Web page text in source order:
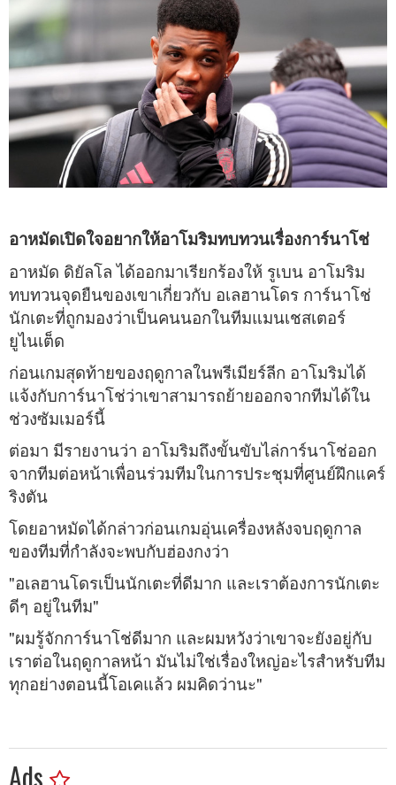
อาหมัดเปิดใจอยากให้อาโมริมทบทวนเรื่องการ์นาโช่
อาหมัด ดิยัลโล ได้ออกมาเรียกร้องให้ รูเบน อาโมริม
ทบทวนจุดยืนของเขาเกี่ยวกับ อเลฮานโดร การ์นาโช่
นักเตะที่ถูกมองว่าเป็นคนนอกในทีมแมนเชสเตอร์
ยูไนเต็ด
ก่อนเกมสุดท้ายของฤดูกาลในพรีเมียร์ลีก อาโมริมได้
แจ้งกับการ์นาโช่ว่าเขาสามารถย้ายออกจากทีมได้ใน
ช่วงซัมเมอร์นี้
ต่อมา มีรายงานว่า อาโมริมถึงขั้นขับไล่การ์นาโช่ออก
จากทีมต่อหน้าเพื่อนร่วมทีมในการประชุมที่ศูนย์ฝึกแคร์
ริงตัน
โดยอาหมัดได้กล่าวก่อนเกมอุ่นเครื่องหลังจบฤดูกาล
ของทีมที่กำลังจะพบกับฮ่องกงว่า
"อเลฮานโดรเป็นนักเตะที่ดีมาก และเราต้องการนักเตะ
ดีๆ อยู่ในทีม"
"ผมรู้จักการ์นาโช่ดีมาก และผมหวังว่าเขาจะยังอยู่กับ
เราต่อในฤดูกาลหน้า มันไม่ใช่เรื่องใหญ่อะไรสำหรับทีม
ทุกอย่างตอนนี้โอเคแล้ว ผมคิดว่านะ"
Ads